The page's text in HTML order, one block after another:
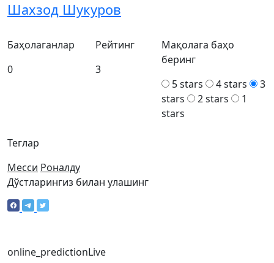
Шахзод Шукуров
Теглар
Месси Роналду
Баҳолаганлар
0
Рейтинг
3
Мақолага баҳо
беринг
5 stars
4 stars
3
stars
2 stars
1
stars
Дўстларингиз билан улашинг
online_predictionLive